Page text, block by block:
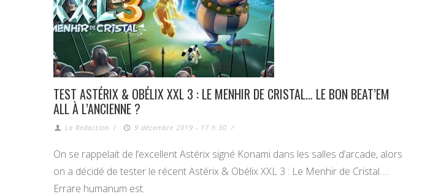
TEST ASTÉRIX & OBÉLIX XXL 3 : LE MENHIR DE CRISTAL… LE BON BEAT’EM
ALL À L’ANCIENNE ?
La Redaction / 9 décembre 2019 - 17 h 30 /
On se rappelait de l’excellent Astérix signé Konami dans les salles d’arcade, alors
on a décidé de tester le récent Astérix & Obélix XXL 3 : Le Menhir de Cristal….
Errare humanum est.